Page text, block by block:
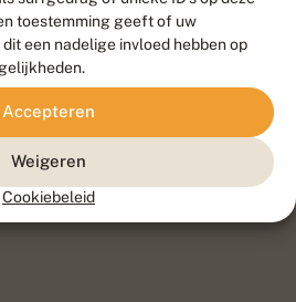
toestemming geeft of uw
een nadelige invloed hebben op
Accepteren
Weigeren
Cookiebeleid
door
Go2People
, ontworpen door
Field Agency
Privacy
Disclaimer
Sitemap